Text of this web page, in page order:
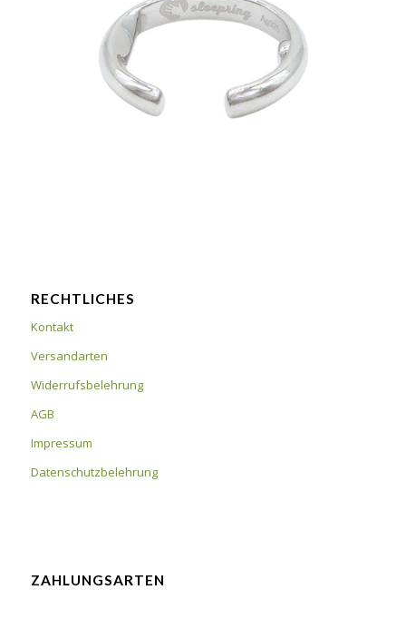
RECHTLICHES
Kontakt
Versandarten
Widerrufsbelehrung
AGB
Impressum
Datenschutzbelehrung
ZAHLUNGSARTEN